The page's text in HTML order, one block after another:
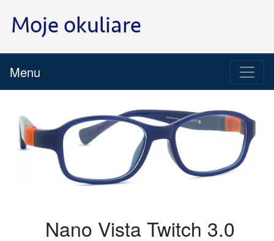
Menu
Nano Vista Twitch 3.0